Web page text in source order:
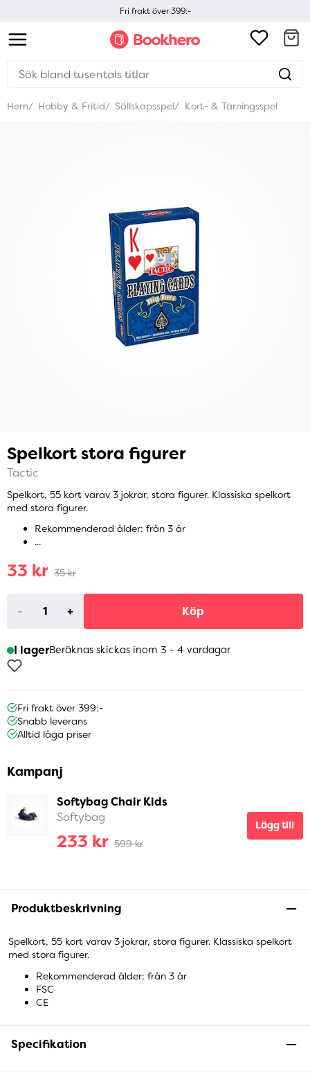
Fri frakt över 399:-
Hem Hobby & Fritid Sällskapsspel Kort- & Tärningsspel
Spelkort stora figurer
Tactic
Spelkort, 55 kort varav 3 jokrar, stora figurer. Klassiska spelkort
med stora figurer.
Rekommenderad ålder: från 3 år
...
33 kr 35 kr
- + Köp
I lagerBeräknas skickas inom 3 - 4 vardagar
Fri frakt över 399:-
Snabb leverans
Alltid låga priser
Kampanj
Softybag Chair Kids
Softybag
233 kr 599 kr
Lägg till
Produktbeskrivning
Spelkort, 55 kort varav 3 jokrar, stora figurer. Klassiska spelkort
med stora figurer.
Rekommenderad ålder: från 3 år
FSC
CE
Specifikation